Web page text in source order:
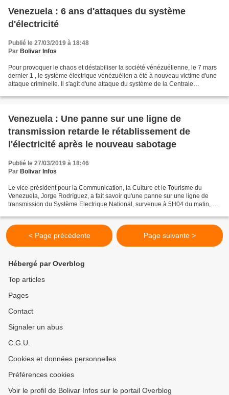
Venezuela : 6 ans d'attaques du système
d'électricité
Publié le 27/03/2019 à 18:48
Par Bolivar Infos
Pour provoquer le chaos et déstabiliser la société vénézuélienne, le 7 mars
dernier 1 , le système électrique vénézuélien a été à nouveau victime d'une
attaque criminelle. Il s'agit d'une attaque du système de la Centrale
Venezuela : Une panne sur une ligne de
transmission retarde le rétablissement de
l'électricité après le nouveau sabotage
Publié le 27/03/2019 à 18:46
Par Bolivar Infos
Le vice-président pour la Communication, la Culture et le Tourisme du
Venezuela, Jorge Rodríguez, a fait savoir qu'une panne sur une ligne de
transmission du Système Electrique National, survenue à 5H04 du matin, ce
< Page précédente Page suivante >
Hébergé par Overblog
Top articles
Pages
Contact
Signaler un abus
C.G.U.
Cookies et données personnelles
Préférences cookies
Voir le profil de Bolivar Infos sur le portail Overblog